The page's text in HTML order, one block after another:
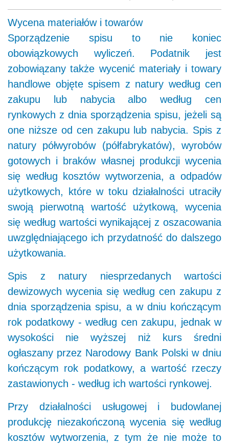
Wycena materiałów i towarów
Sporządzenie spisu to nie koniec
obowiązkowych wyliczeń. Podatnik jest
zobowiązany także wycenić materiały i towary
handlowe objęte spisem z natury według cen
zakupu lub nabycia albo według cen
rynkowych z dnia sporządzenia spisu, jeżeli są
one niższe od cen zakupu lub nabycia. Spis z
natury półwyrobów (półfabrykatów), wyrobów
gotowych i braków własnej produkcji wycenia
się według kosztów wytworzenia, a odpadów
użytkowych, które w toku działalności utraciły
swoją pierwotną wartość użytkową, wycenia
się według wartości wynikającej z oszacowania
uwzględniającego ich przydatność do dalszego
użytkowania.
Spis z natury niesprzedanych wartości
dewizowych wycenia się według cen zakupu z
dnia sporządzenia spisu, a w dniu kończącym
rok podatkowy - według cen zakupu, jednak w
wysokości nie wyższej niż kurs średni
ogłaszany przez Narodowy Bank Polski w dniu
kończącym rok podatkowy, a wartość rzeczy
zastawionych - według ich wartości rynkowej.
Przy działalności usługowej i budowlanej
produkcję niezakończoną wycenia się według
kosztów wytworzenia, z tym że nie może to